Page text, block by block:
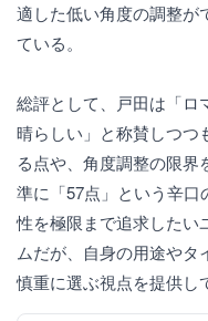
適した低い角度の調整が
ている。
総評として、戸田は「ロ
晴らしい」と称賛しつつ
る点や、角度調整の限界
準に「57点」という辛
性を極限まで追求したい
ムだが、自身の用途や
慎重に選ぶ視点を提供し